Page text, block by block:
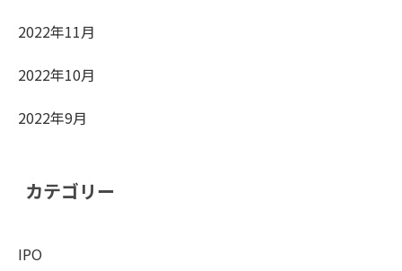
2022年11月
2022年10月
2022年9月
カテゴリー
IPO